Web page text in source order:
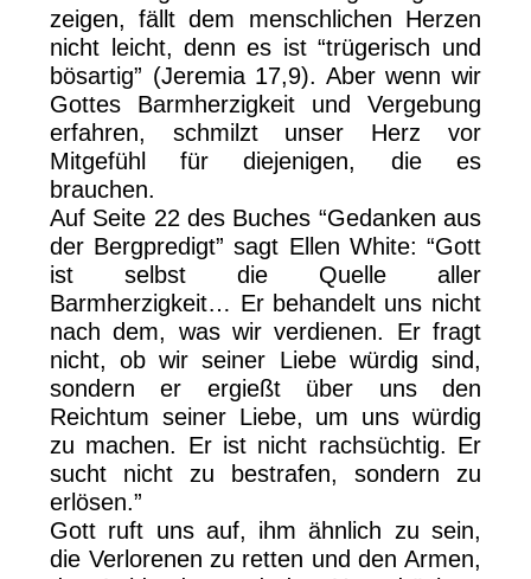
zeigen, fällt dem menschlichen Herzen
nicht leicht, denn es ist “trügerisch und
bösartig” (Jeremia 17,9). Aber wenn wir
Gottes Barmherzigkeit und Vergebung
erfahren, schmilzt unser Herz vor
Mitgefühl für diejenigen, die es
brauchen.
Auf Seite 22 des Buches “Gedanken aus
der Bergpredigt” sagt Ellen White: “Gott
ist selbst die Quelle aller
Barmherzigkeit… Er behandelt uns nicht
nach dem, was wir verdienen. Er fragt
nicht, ob wir seiner Liebe würdig sind,
sondern er ergießt über uns den
Reichtum seiner Liebe, um uns würdig
zu machen. Er ist nicht rachsüchtig. Er
sucht nicht zu bestrafen, sondern zu
erlösen.”
Gott ruft uns auf, ihm ähnlich zu sein,
die Verlorenen zu retten und den Armen,